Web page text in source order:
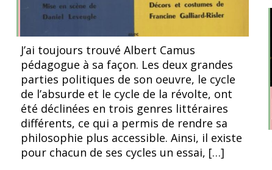
J’ai toujours trouvé Albert Camus
pédagogue à sa façon. Les deux grandes
parties politiques de son oeuvre, le cycle
de l’absurde et le cycle de la révolte, ont
été déclinées en trois genres littéraires
différents, ce qui a permis de rendre sa
philosophie plus accessible. Ainsi, il existe
pour chacun de ses cycles un essai, […]